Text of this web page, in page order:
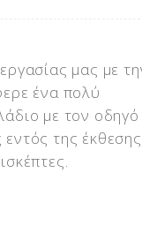
μας με
ένα πολύ
με τον οδηγό
της